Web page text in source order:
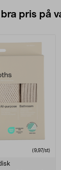
pris på
(9,97/st)